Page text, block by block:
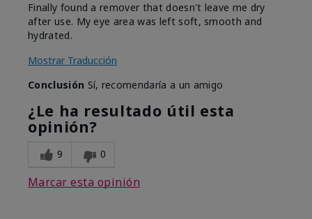
Finally found a remover that doesn't leave me dry
after use. My eye area was left soft, smooth and
hydrated.
Mostrar Traducción
Conclusión Sí, recomendaría a un amigo
¿Le ha resultado útil esta
opinión?
9 0
Marcar esta opinión